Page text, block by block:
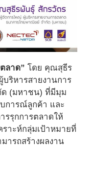
ลาด” โดย คุณสุธีร
ริหารสายงานการ
(มหาชน) ที่มีมุม
การณ์ลูกค้า และ
รรุกการตลาดให้
ราะห์กลุ่มเป้าหมายที่
ารถสร้างผลงาน